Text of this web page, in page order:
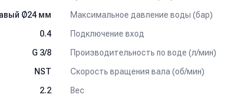
Ø24 мм Максимальное давление воды (бар)
0.4 Подключение вход
G 3/8 Производительность по воде (л/мин)
NST Скорость вращения вала (об/мин)
2.2 Вес